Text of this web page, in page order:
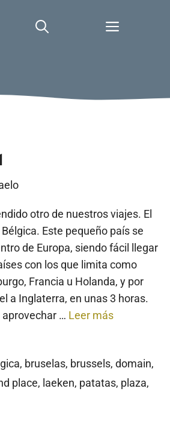
Menú
otro de nuestros viajes. El
Este pequeño país se
de Europa, siendo fácil llegar
con los que limita como
Francia u Holanda, y por
a Inglaterra, en unas 3 horas.
… Leer más
, bruselas, brussels, domain,
place, laeken, patatas, plaza,